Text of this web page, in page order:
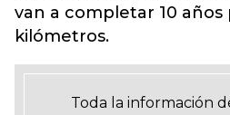
van a completar 10 años
kilómetros.
Toda la información